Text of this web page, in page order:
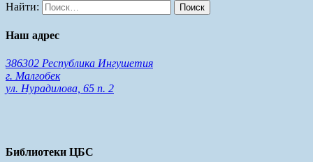
Найти:
Наш адрес
386302 Республика Ингушетия
г. Малгобек
ул. Нурадилова, 65 п. 2
Библиотеки ЦБС